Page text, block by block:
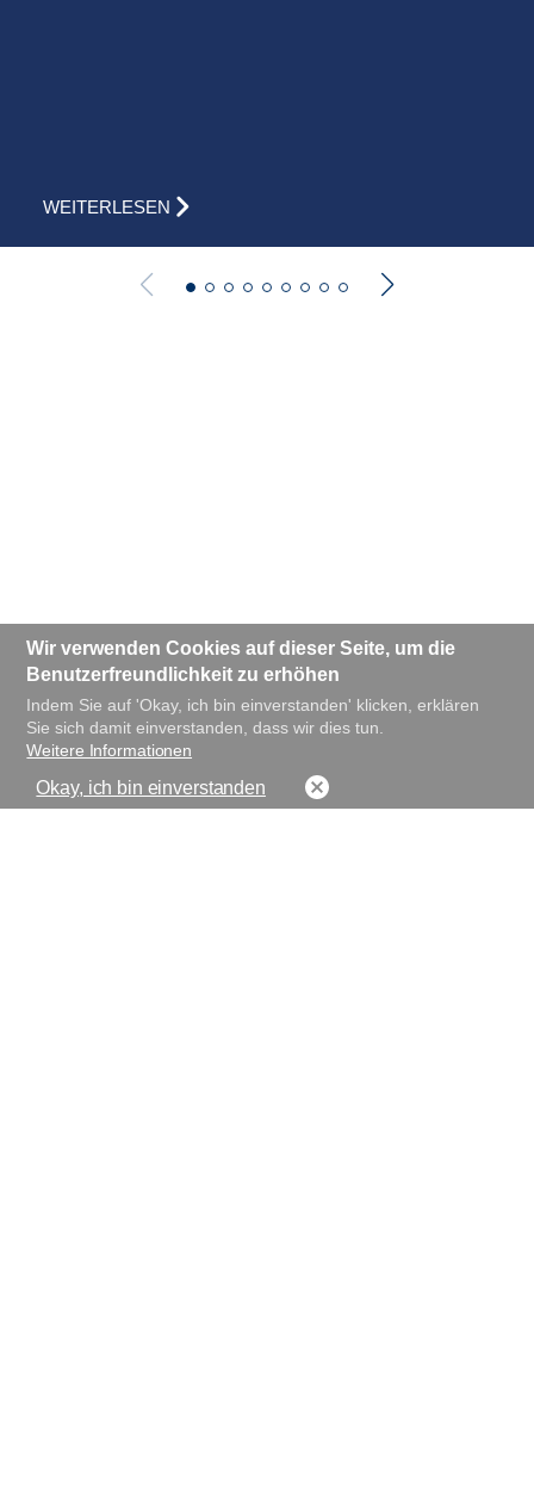
WEITERLESEN
Wir verwenden Cookies auf dieser Seite, um die
Benutzerfreundlichkeit zu erhöhen
Indem Sie auf 'Okay, ich bin einverstanden' klicken, erklären
Sie sich damit einverstanden, dass wir dies tun.
Weitere Informationen
Okay, ich bin einverstanden